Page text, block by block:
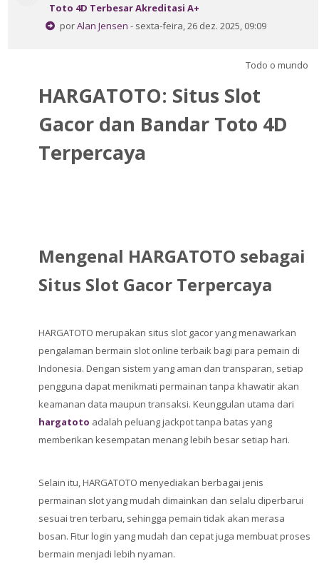
Toto 4D Terbesar Akreditasi A+
porAlan Jensen - sexta-feira, 26 dez. 2025, 09:09
Todo o mundo
HARGATOTO: Situs Slot
Gacor dan Bandar Toto 4D
Terpercaya
Mengenal HARGATOTO sebagai
Situs Slot Gacor Terpercaya
HARGATOTO merupakan situs slot gacor yang menawarkan
pengalaman bermain slot online terbaik bagi para pemain di
Indonesia. Dengan sistem yang aman dan transparan, setiap
pengguna dapat menikmati permainan tanpa khawatir akan
keamanan data maupun transaksi. Keunggulan utama dari
hargatoto adalah peluang jackpot tanpa batas yang
memberikan kesempatan menang lebih besar setiap hari.
Selain itu, HARGATOTO menyediakan berbagai jenis
permainan slot yang mudah dimainkan dan selalu diperbarui
sesuai tren terbaru, sehingga pemain tidak akan merasa
bosan. Fitur login yang mudah dan cepat juga membuat proses
bermain menjadi lebih nyaman.